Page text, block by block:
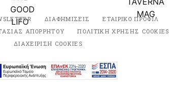
ΔΙΑΦΗΜΙΣΕΙΣ ΕΤΑΙΡΙΚΟ ΠΡΟΦΙΛ
ΑΠΟΡΡΗΤΟΥ
ΠΟΛΙΤΙΚΗ ΧΡΗΣΗΣ COOKIES
ΔΙΑΧΕΙΡΙΣΗ COOKIES